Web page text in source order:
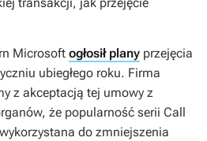
Microsoft ogłosił plany przejęcia
ubiegłego roku. Firma
z akceptacją tej umowy z
że popularność serii Call
do zmniejszenia